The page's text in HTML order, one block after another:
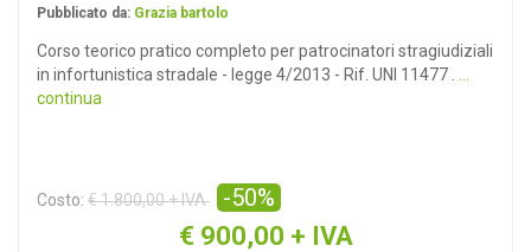
Pubblicato da: Grazia bartolo
Corso teorico pratico completo per patrocinatori stragiudiziali
in infortunistica stradale - legge 4/2013 - Rif. UNI 11477 .
continua
Costo: € 1.800,00 + IVA -50%
€ 900,00 + IVA